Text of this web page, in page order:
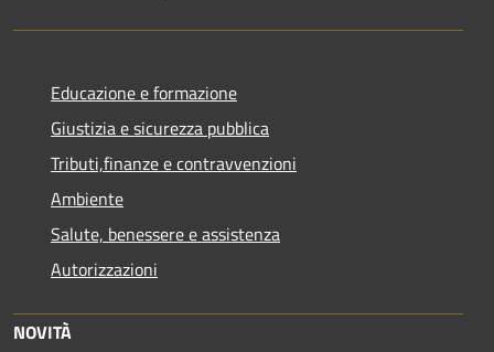
Educazione e formazione
Giustizia e sicurezza pubblica
Tributi,finanze e contravvenzioni
Ambiente
Salute, benessere e assistenza
Autorizzazioni
NOVITÀ